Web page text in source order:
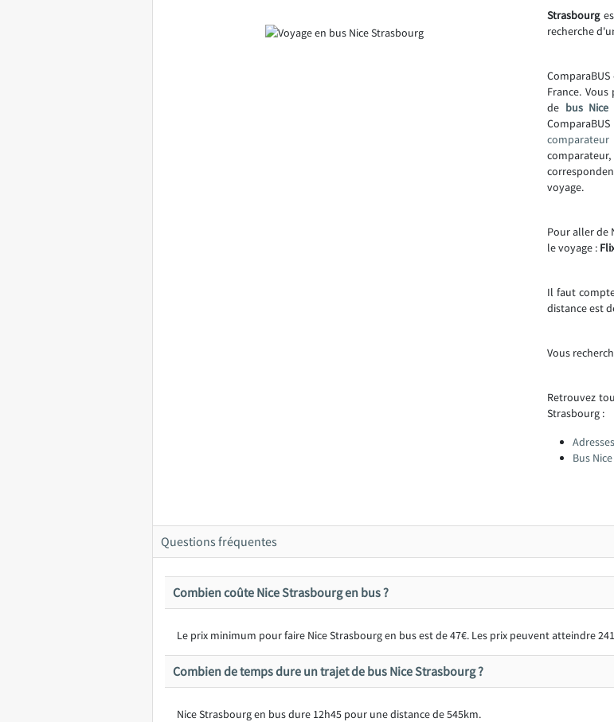
Strasbourg
recherche
France.
de bus Nice
voyage.
Pour aller de
le voyage :
Il faut
distance est
Vous
Retrouvez
Strasbourg :
Bus
Questions fréquentes
Combien coûte Nice Strasbourg en bus ?
Le prix minimum pour faire Nice Strasbourg en bus est de 47€. Les prix peuvent atteindre
Combien de temps dure un trajet de bus Nice Strasbourg ?
Nice Strasbourg en bus dure 12h45 pour une distance de 545km.